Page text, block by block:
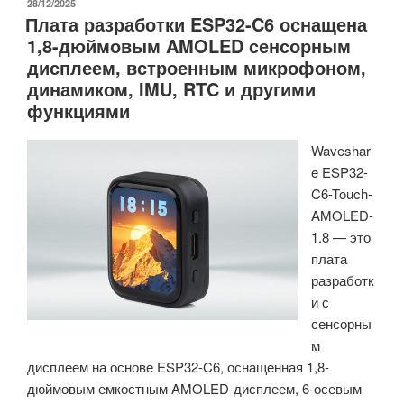
носимое
устройство
для
мониторинга
окружающей
7
сенсорами
(краудфандинг)»
28/12/2025
Плата разработки ESP32-C6 оснащена
1,8-дюймовым AMOLED сенсорным
дисплеем, встроенным микрофоном,
динамиком, IMU, RTC и другими
функциями
Waveshar
e ESP32-
C6-Touch-
AMOLED-
1.8 — это
плата
разработк
и с
сенсорны
м
дисплеем на основе ESP32-C6, оснащенная 1,8-
дюймовым емкостным AMOLED-дисплеем, 6-осевым